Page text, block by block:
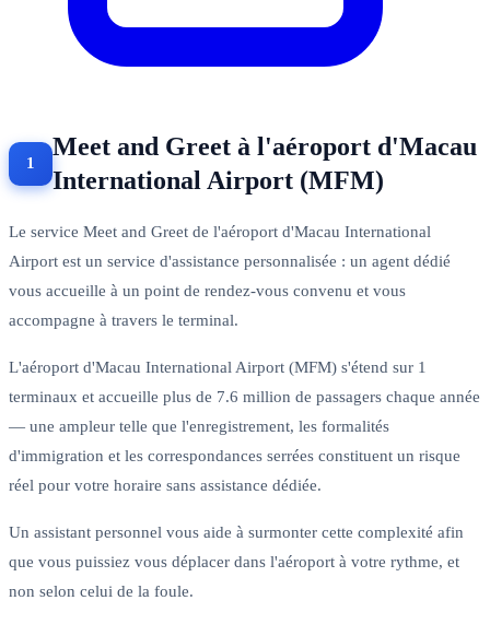
Meet and Greet à l'aéroport d'Macau
International Airport (MFM)
Le service Meet and Greet de l'aéroport d'Macau International
Airport est un service d'assistance personnalisée : un agent dédié
vous accueille à un point de rendez-vous convenu et vous
accompagne à travers le terminal.
L'aéroport d'Macau International Airport (MFM) s'étend sur 1
terminaux et accueille plus de 7.6 million de passagers chaque année
— une ampleur telle que l'enregistrement, les formalités
d'immigration et les correspondances serrées constituent un risque
réel pour votre horaire sans assistance dédiée.
Un assistant personnel vous aide à surmonter cette complexité afin
que vous puissiez vous déplacer dans l'aéroport à votre rythme, et
non selon celui de la foule.